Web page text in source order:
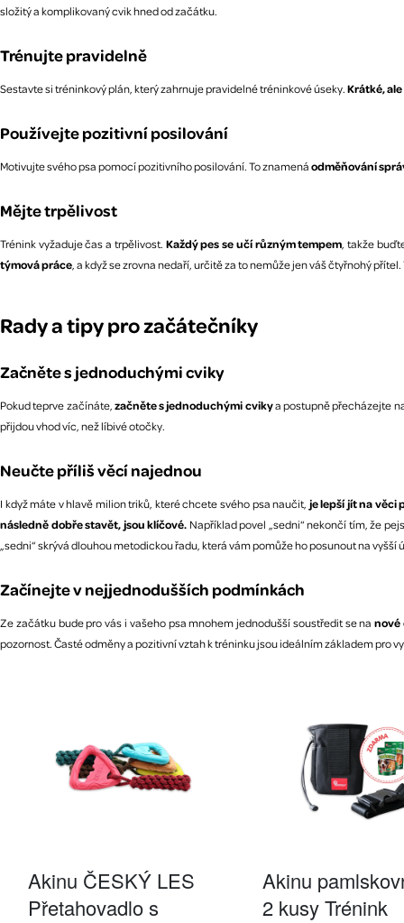
složitý a komplikovaný cvik hned od začátku.
Trénujte pravidelně
Sestavte si tréninkový plán, který zahrnuje pravidelné tréninkové úseky.Krátké,
Používejte pozitivní posilování
Motivujte svého psa pomocí pozitivního posilování. To znamenáodměňování
Mějte trpělivost
Trénink vyžaduje čas a trpělivost. Každý pes se učí různým tempem , takže
týmová práce , a když se zrovna nedaří, určitě za to nemůže jen váš čtyřnohý
Rady a tipy pro začátečníky
Začněte s jednoduchými cviky
Pokud teprve začínáte, začněte s jednoduchými cvikya postupně přecházejte
přijdou vhod víc, než líbivé otočky.
Neučte příliš věcí najednou
I když máte v hlavě milion triků, které chcete svého psa naučit, je lepší jít na věci
následně dobře stavět, jsou klíčové. Například povel „sedni“ nekončí tím, že
„sedni“ skrývá dlouhou metodickou řadu, která vám pomůže ho posunout na vyšší
Začínejte v nejjednodušších podmínkách
Ze začátku bude pro vás i vašeho psa mnohem jednodušší soustředit se nanové
pozornost. Časté odměny a pozitivní vztah k tréninku jsou ideálním základem pro